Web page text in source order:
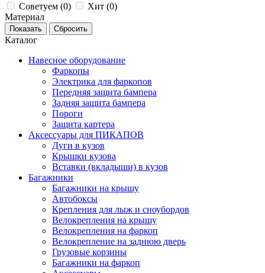
Советуем (0) Хит (0)
Материал
Каталог
Навесное оборудование
Фаркопы
Электрика для фаркопов
Передняя защита бампера
Задняя защита бампера
Пороги
Защита картера
Аксессуары для ПИКАПОВ
Дуги в кузов
Крышки кузова
Вставки (вкладыши) в кузов
Багажники
Багажники на крышу
Автобоксы
Крепления для лыж и сноубордов
Велокрепления на крышу
Велокрепления на фаркоп
Велокрепление на заднюю дверь
Грузовые корзины
Багажники на фаркоп